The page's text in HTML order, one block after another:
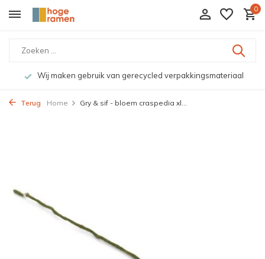
0
Wij maken gebruik van gerecycled verpakkingsmateriaal
Terug Home Gry & sif - bloem craspedia xl...